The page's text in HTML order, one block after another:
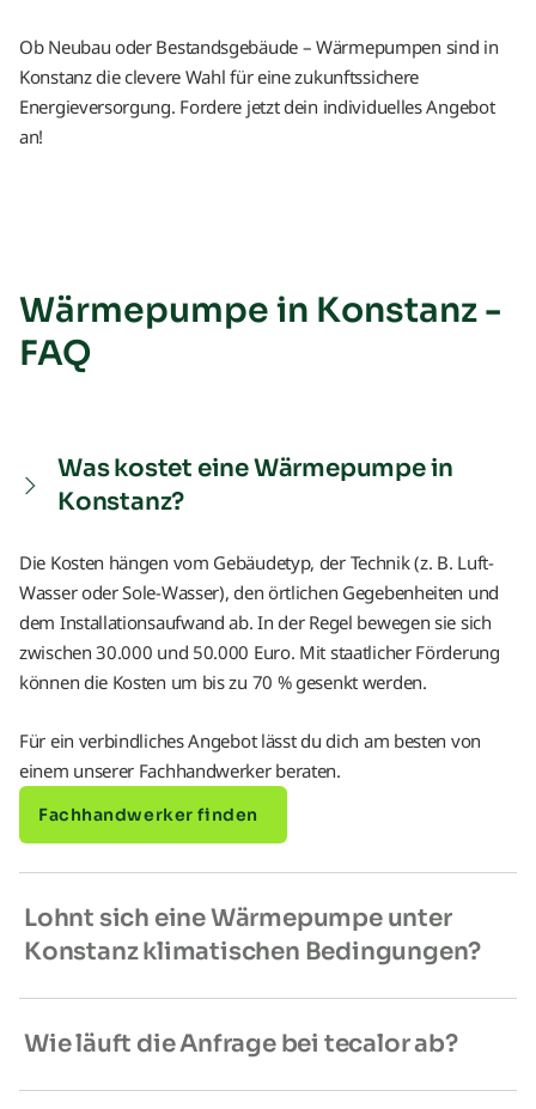
Ob Neubau oder Bestandsgebäude – Wärmepumpen sind in
Konstanz die clevere Wahl für eine zukunftssichere
Energieversorgung. Fordere jetzt dein individuelles Angebot
an!
Wärmepumpe in Konstanz -
FAQ
Was kostet eine Wärmepumpe in
Konstanz?
Die Kosten hängen vom Gebäudetyp, der Technik (z. B. Luft-
Wasser oder Sole-Wasser), den örtlichen Gegebenheiten und
dem Installationsaufwand ab. In der Regel bewegen sie sich
zwischen 30.000 und 50.000 Euro. Mit staatlicher Förderung
können die Kosten um bis zu 70 % gesenkt werden.
Für ein verbindliches Angebot lässt du dich am besten von
einem unserer Fachhandwerker beraten.
Fachhandwerker finden
Lohnt sich eine Wärmepumpe unter
Konstanz klimatischen Bedingungen?
Wie läuft die Anfrage bei tecalor ab?